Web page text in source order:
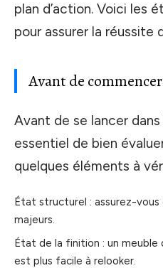
plan d’action. Voici les
pour assurer la réussite
Avant de commencer
Avant de se lancer
essentiel de bien
quelques éléments à
État structurel : assurez-vous
majeurs.
État de la finition : un
est plus facile à relooker.